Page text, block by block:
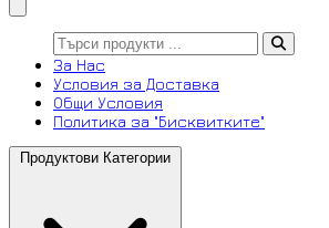
За Нас
Условия за Доставка
Общи Условия
Политика за "Бисквитките"
Продуктови Категории